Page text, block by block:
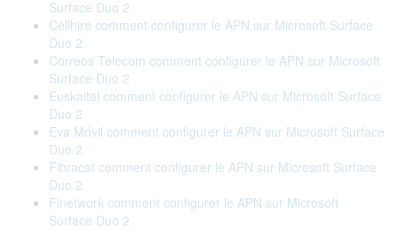
Surface Duo 2
Cellhire comment configurer le APN sur Microsoft Surface
Duo 2
Correos Telecom comment configurer le APN sur Microsoft
Surface Duo 2
Euskaltel comment configurer le APN sur Microsoft Surface
Duo 2
Eva Móvil comment configurer le APN sur Microsoft Surface
Duo 2
Fibracat comment configurer le APN sur Microsoft Surface
Duo 2
Finetwork comment configurer le APN sur Microsoft
Surface Duo 2